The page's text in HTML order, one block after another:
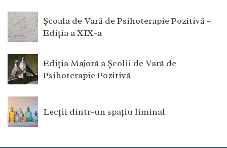
Școala de Vară de Psihoterapie Pozitivă –
Ediția a XIX-a
Ediția Majoră a Școlii de Vară de
Psihoterapie Pozitivă
Lecții dintr-un spațiu liminal